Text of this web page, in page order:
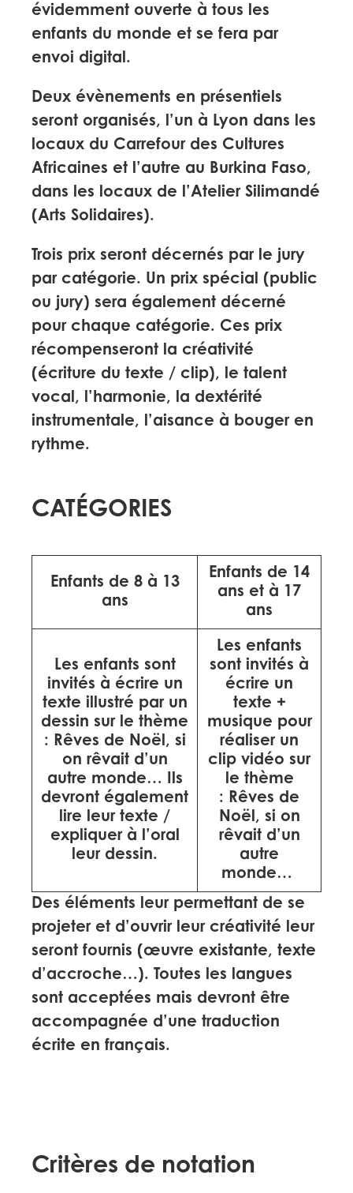
évidemment ouverte à tous les
enfants du monde et se fera par
envoi digital.
Deux évènements en présentiels
seront organisés, l’un à Lyon dans les
locaux du Carrefour des Cultures
Africaines et l’autre au Burkina Faso,
dans les locaux de l’Atelier Silimandé
(Arts Solidaires).
Trois prix seront décernés par le jury
par catégorie. Un prix spécial (public
ou jury) sera également décerné
pour chaque catégorie. Ces prix
récompenseront la créativité
(écriture du texte / clip), le talent
vocal, l’harmonie, la dextérité
instrumentale, l’aisance à bouger en
rythme.
CATÉGORIES
Enfants de 8 à 13
ans
Enfants de 14
ans et à 17
ans
Les enfants sont
invités à écrire un
texte illustré par un
dessin sur le thème
: Rêves de Noël, si
on rêvait d’un
autre monde… Ils
devront également
lire leur texte /
expliquer à l’oral
leur dessin.
Les enfants
sont invités à
écrire un
texte +
musique pour
réaliser un
clip vidéo sur
le thème
: Rêves de
Noël, si on
rêvait d’un
autre
monde…
Des éléments leur permettant de se
projeter et d’ouvrir leur créativité leur
seront fournis (œuvre existante, texte
d’accroche…). Toutes les langues
sont acceptées mais devront être
accompagnée d’une traduction
écrite en français.
Critères de notation